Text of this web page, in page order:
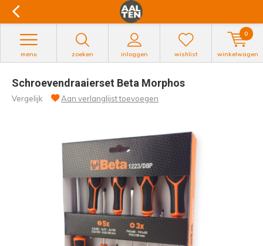
zoeken inloggen
menu wishlist winkelwagen
0
Schroevendraaierset Beta Morphos
Vergelijk Aan verlanglijst toevoegen